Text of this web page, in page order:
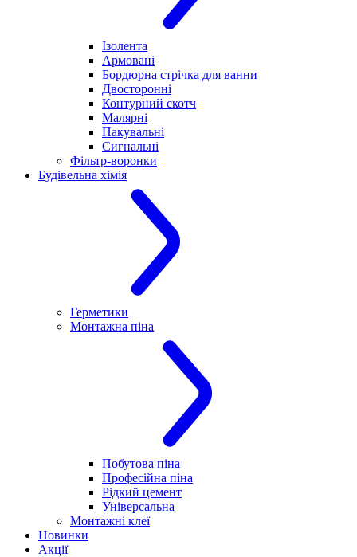
Ізолента
Армовані
Бордюрна стрічка для ванни
Двосторонні
Контурний скотч
Малярні
Пакувальні
Сигнальні
Фільтр-воронки
Будівельна хімія
Герметики
Монтажна піна
Побутова піна
Професійна піна
Рідкий цемент
Універсальна
Монтажні клеї
Новинки
Акції